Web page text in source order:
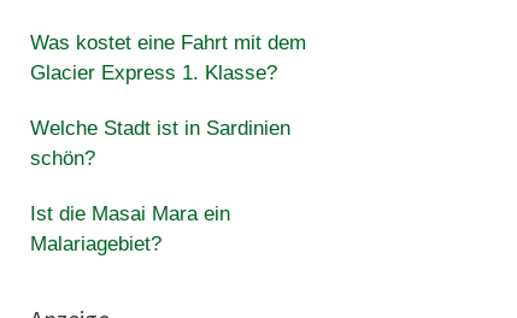
Was kostet eine Fahrt mit dem
Glacier Express 1. Klasse?
Welche Stadt ist in Sardinien
schön?
Ist die Masai Mara ein
Malariagebiet?